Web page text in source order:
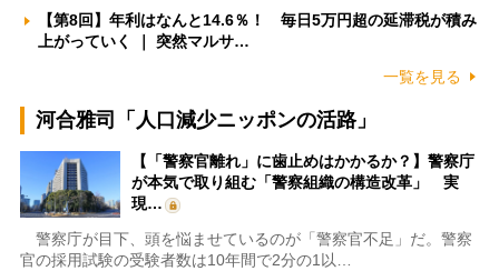
【第8回】年利はなんと14.6％！ 毎日5万円超の延滞税が積み
上がっていく ｜ 突然マルサ…
一覧を見る
河合雅司「人口減少ニッポンの活路」
【「警察官離れ」に歯止めはかかるか？】警察庁
が本気で取り組む「警察組織の構造改革」 実
現…
警察庁が目下、頭を悩ませているのが「警察官不足」だ。警察
官の採用試験の受験者数は10年間で2分の1以…